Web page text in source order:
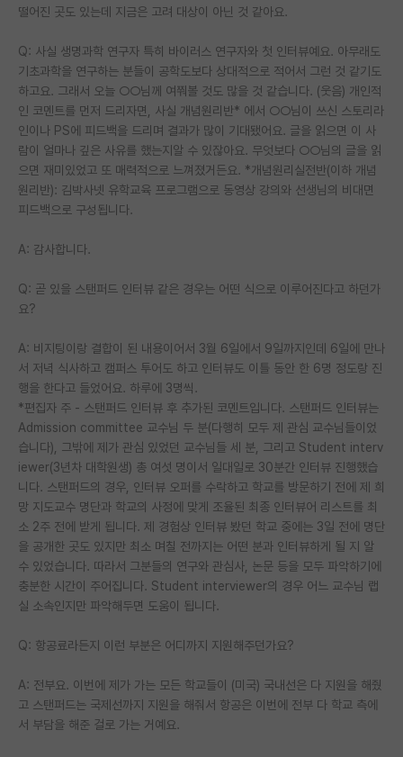
떨어진 곳도 있는데 지금은 고려 대상이 아닌 것 같아요.
Q: 사실 생명과학 연구자 특히 바이러스 연구자와 첫 인터뷰예요. 아무래도
기초과학을 연구하는 분들이 공학도보다 상대적으로 적어서 그런 것 같기도
하고요. 그래서 오늘 ○○님께 여쭤볼 것도 많을 것 같습니다. (웃음) 개인적
인 코멘트를 먼저 드리자면, 사실 개념원리반* 에서 ○○님이 쓰신 스토리라
인이나 PS에 피드백을 드리며 결과가 많이 기대됐어요. 글을 읽으면 이 사
람이 얼마나 깊은 사유를 했는지알 수 있잖아요. 무엇보다 ○○님의 글을 읽
으면 재미있었고 또 매력적으로 느껴졌거든요. *개념원리실전반(이하 개념
원리반): 김박사넷 유학교육 프로그램으로 동영상 강의와 선생님의 비대면
피드백으로 구성됩니다.
A: 감사합니다.
Q: 곧 있을 스탠퍼드 인터뷰 같은 경우는 어떤 식으로 이루어진다고 하던가
요?
A: 비지팅이랑 결합이 된 내용이어서 3월 6일에서 9일까지인데 6일에 만나
서 저녁 식사하고 캠퍼스 투어도 하고 인터뷰도 이틀 동안 한 6명 정도랑 진
행을 한다고 들었어요. 하루에 3명씩.
*편집자 주 - 스탠퍼드 인터뷰 후 추가된 코멘트입니다. 스탠퍼드 인터뷰는
Admission committee 교수님 두 분(다행히 모두 제 관심 교수님들이었
습니다), 그밖에 제가 관심 있었던 교수님들 세 분, 그리고 Student interv
iewer(3년차 대학원생) 총 여섯 명이서 일대일로 30분간 인터뷰 진행했습
니다. 스탠퍼드의 경우, 인터뷰 오퍼를 수락하고 학교를 방문하기 전에 제 희
망 지도교수 명단과 학교의 사정에 맞게 조율된 최종 인터뷰어 리스트를 최
소 2주 전에 받게 됩니다. 제 경험상 인터뷰 봤던 학교 중에는 3일 전에 명단
을 공개한 곳도 있지만 최소 며칠 전까지는 어떤 분과 인터뷰하게 될 지 알
수 있었습니다. 따라서 그분들의 연구와 관심사, 논문 등을 모두 파악하기에
충분한 시간이 주어집니다. Student interviewer의 경우 어느 교수님 랩
실 소속인지만 파악해두면 도움이 됩니다.
Q: 항공료라든지 이런 부분은 어디까지 지원해주던가요?
A: 전부요. 이번에 제가 가는 모든 학교들이 (미국) 국내선은 다 지원을 해줬
고 스탠퍼드는 국제선까지 지원을 해줘서 항공은 이번에 전부 다 학교 측에
서 부담을 해준 걸로 가는 거예요.